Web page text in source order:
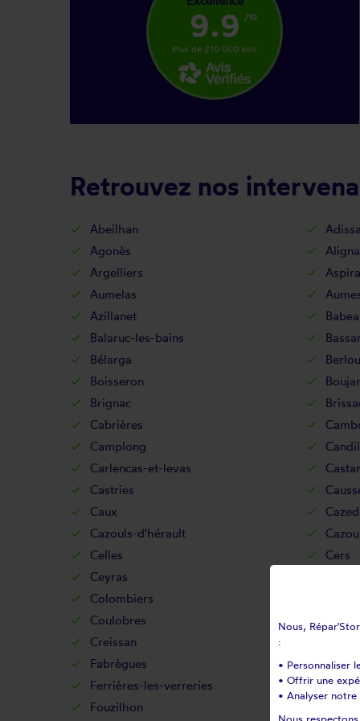
9.9 /10
Plus de 210 000 avis
Retrouvez nos
Abeilhan
Agonès
Argelliers
Aumelas
Azillanet
Balaruc-les-bains
Bélarga
Berlou
Boisseron
Brignac
Cabrières
Camplong
Carlencas-et-levas
Castries
Caux
Cazouls-d'hérault
Celles
Cers
Ceyras
Colombiers
Coulobres
Creissan
Fabrègues
Ferrières-les-verreries
Fouzilhon
Nous,
:
• Personnaliser
• Offrir une
• Analyser notre